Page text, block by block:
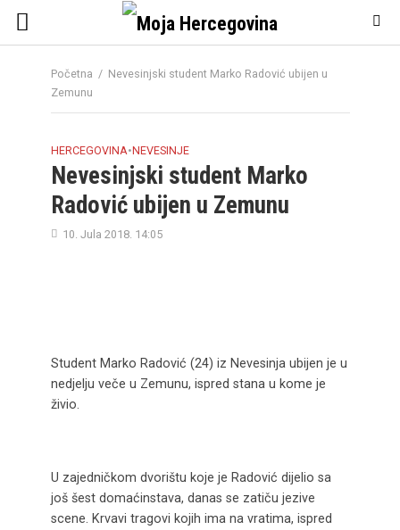
Početna / Nevesinjski student Marko Radović ubijen u
Zemunu
HERCEGOVINA•NEVESINJE
Nevesinjski student Marko
Radović ubijen u Zemunu
10. Jula 2018. 14:05
Student Marko Radović (24) iz Nevesinja ubijen je u
nedjelju veče u Zemunu, ispred stana u kome je
živio.
U zajedničkom dvorištu koje je Radović dijelio sa
još šest domaćinstava, danas se zatiču jezive
scene. Krvavi tragovi kojih ima na vratima, ispred